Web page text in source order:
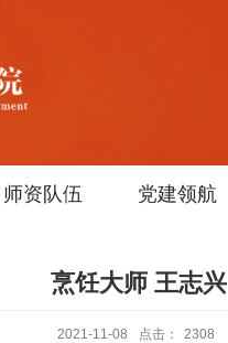
师资队伍 党建领航
烹饪大师 王志兴
2021-11-08 点击： 2308